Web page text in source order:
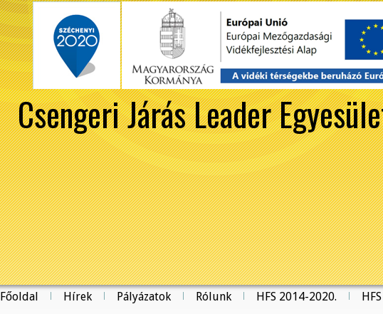
Csengeri Járás Leader
Főoldal Hírek Pályázatok Rólunk HFS 2014-2020.